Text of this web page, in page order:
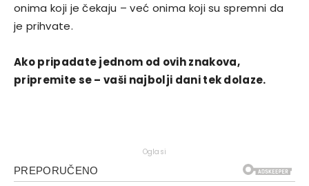
onima koji je čekaju – već onima koji su spremni da
je prihvate.
Ako pripadate jednom od ovih znakova,
pripremite se – vaši najbolji dani tek dolaze.
Oglasi